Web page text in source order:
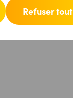
Refuser tout